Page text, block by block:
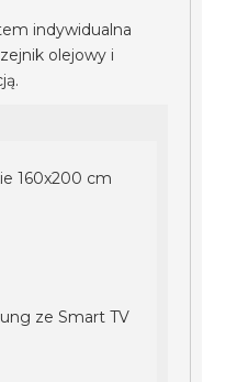
indywidualna
olejowy i
160x200 cm
ze Smart TV